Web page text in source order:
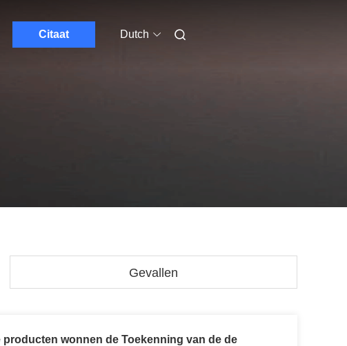
Citaat Dutch
Gevallen
producten wonnen de Toekenning van de de